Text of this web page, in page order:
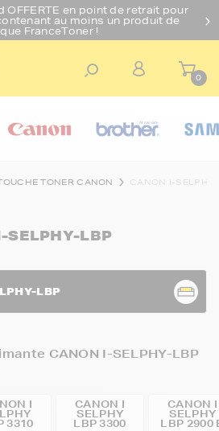
OFFERTE en point de retrait pour
au moins un produit de
FranceToner !
0
TONER CANON CANON I-
SELPHY-LBP
LBP
CANON I-SELPHY-LBP
I
3310
CANON I
SELPHY
LBP 3300
CANON I
SELPHY
LBP 2900